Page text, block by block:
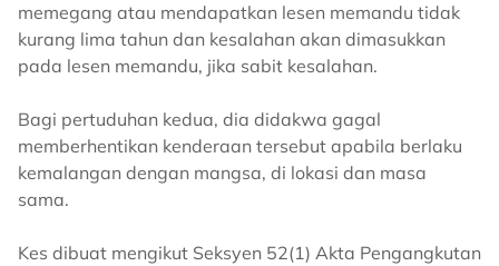
memegang atau mendapatkan lesen memandu tidak
kurang lima tahun dan kesalahan akan dimasukkan
pada lesen memandu, jika sabit kesalahan.
Bagi pertuduhan kedua, dia didakwa gagal
memberhentikan kenderaan tersebut apabila berlaku
kemalangan dengan mangsa, di lokasi dan masa
sama.
Kes dibuat mengikut Seksyen 52(1) Akta Pengangkutan